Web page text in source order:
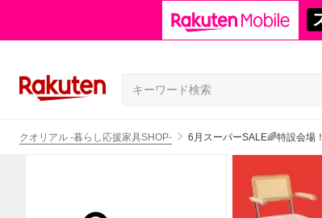
クオリアル -暮らし応援家具SHOP- 6月スーパーSALE🌈特設会場！